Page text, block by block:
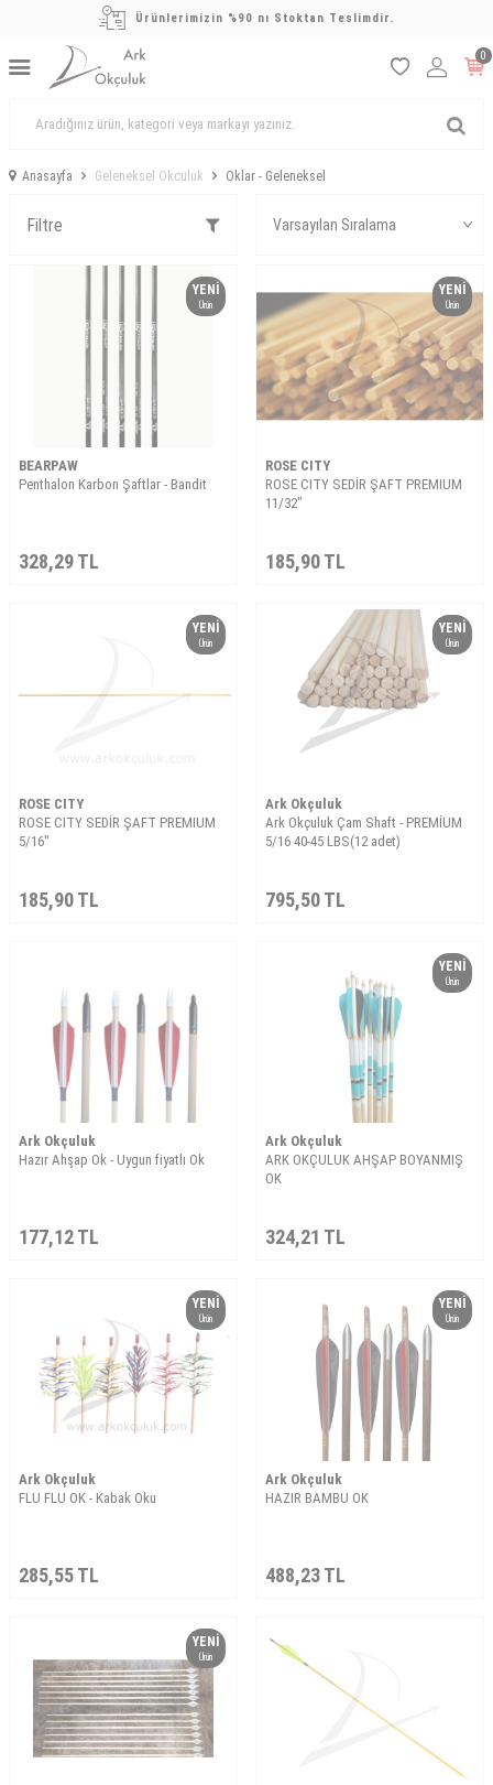
Ürünlerimizin %90 nı Stoktan Teslimdir.
0
Anasayfa Geleneksel Okculuk Oklar - Geleneksel
Filtre
YENI
Ürün
BEARPAW
Penthalon Karbon Şaftlar - Bandit
328,29TL
YENI
Ürün
ROSE CITY
ROSE CITY SEDİR ŞAFT PREMIUM
11/32"
185,90TL
YENI
Ürün
ROSE CITY
ROSE CITY SEDİR ŞAFT PREMIUM
5/16"
185,90TL
YENI
Ürün
Ark Okçuluk
Ark Okçuluk Çam Shaft - PREMİUM
5/16 40-45 LBS(12 adet)
795,50TL
Ark Okçuluk
Hazır Ahşap Ok - Uygun fiyatlı Ok
177,12TL
YENI
Ürün
Ark Okçuluk
ARK OKÇULUK AHŞAP BOYANMIŞ
OK
324,21 TL
YENI
Ürün
Ark Okçuluk
FLU FLU OK - Kabak Oku
285,55TL
YENI
Ürün
Ark Okçuluk
HAZIR BAMBU OK
488,23TL
YENI
Ürün